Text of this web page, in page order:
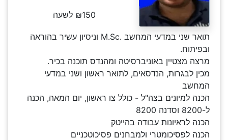
₪150 לשעה
תואר שני במדעי המחשב .M.Sc וניסיון עשיר בהוראה
ובפיתוח.
מרצה מצטיין באוניברסיטה ומהנדס תוכנה בכיר.
מכין לבגרות, הנדסאים, לתואר ראשון ושני במדעי
המחשב
הכנה למיונים בצה"ל - כולל צו ראשון, יום המאה, הכנה
ל-8200 וסדנה 8200
הכנה לראיונות עבודה בהייטק
הכנה לפסיכומטרי ולמבחנים פסיכוטכניים